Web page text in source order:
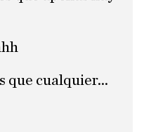
que cualquier...